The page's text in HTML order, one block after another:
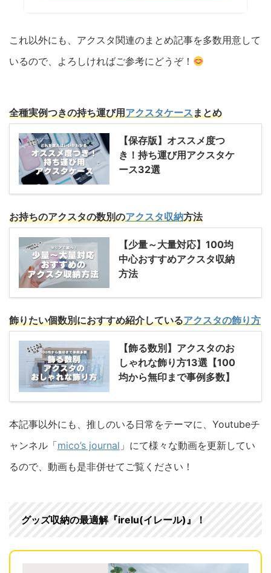
これ以外にも、アクスタ関連のまとめ記事を多数用意して
いるので、よろしければご参考にどうぞ！
全種実例つきの持ち運び用アクスタケースまとめ
【保存版】オススメ度つ
き！持ち運び用アクスタケ
ース32選
お持ちのアクスタの数別のアクスタ収納方法
【少量～大量対応】100均
中心おすすめアクスタ収納
方法
飾りたい個数別におすすめ紹介しているアクスタの飾り方
【飾る数別】アクスタのお
しゃれな飾り方13選【100
均から無印まで事例多数】
本記事以外にも、推しのいる日常をテーマに、Youtubeチ
ャンネル「mico’s journal 」にて様々な動画を更新してい
るので、動画も是非併せてご覧ください！
グッズ収納の最適解『irelu(イレール)』！